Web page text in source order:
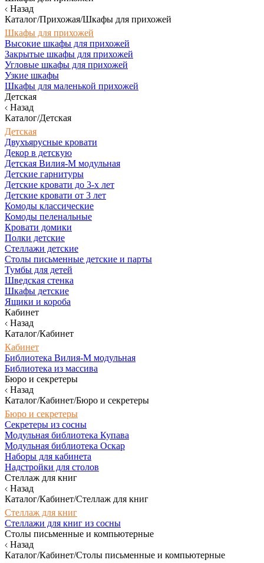
Назад
Каталог/Прихожая/Шкафы для прихожей
Шкафы для прихожей
Высокие шкафы для прихожей
Закрытые шкафы для прихожей
Угловые шкафы для прихожей
Узкие шкафы
Шкафы для маленькой прихожей
Детская
Назад
Каталог/Детская
Детская
Двухъярусные кровати
Декор в детскую
Детская Вилия-М модульная
Детские гарнитуры
Детские кровати до 3-х лет
Детские кровати от 3 лет
Комоды классические
Комоды пеленальные
Кровати домики
Полки детские
Стеллажи детские
Столы письменные детские и парты
Тумбы для детей
Шведская стенка
Шкафы детские
Ящики и короба
Кабинет
Назад
Каталог/Кабинет
Кабинет
Библиотека Вилия-М модульная
Библиотека из массива
Бюро и секретеры
Назад
Каталог/Кабинет/Бюро и секретеры
Бюро и секретеры
Секретеры из сосны
Модульная библиотека Купава
Модульная библиотека Оскар
Наборы для кабинета
Надстройки для столов
Стеллаж для книг
Назад
Каталог/Кабинет/Стеллаж для книг
Стеллаж для книг
Стеллажи для книг из сосны
Столы письменные и компьютерные
Назад
Каталог/Кабинет/Столы письменные и компьютерные